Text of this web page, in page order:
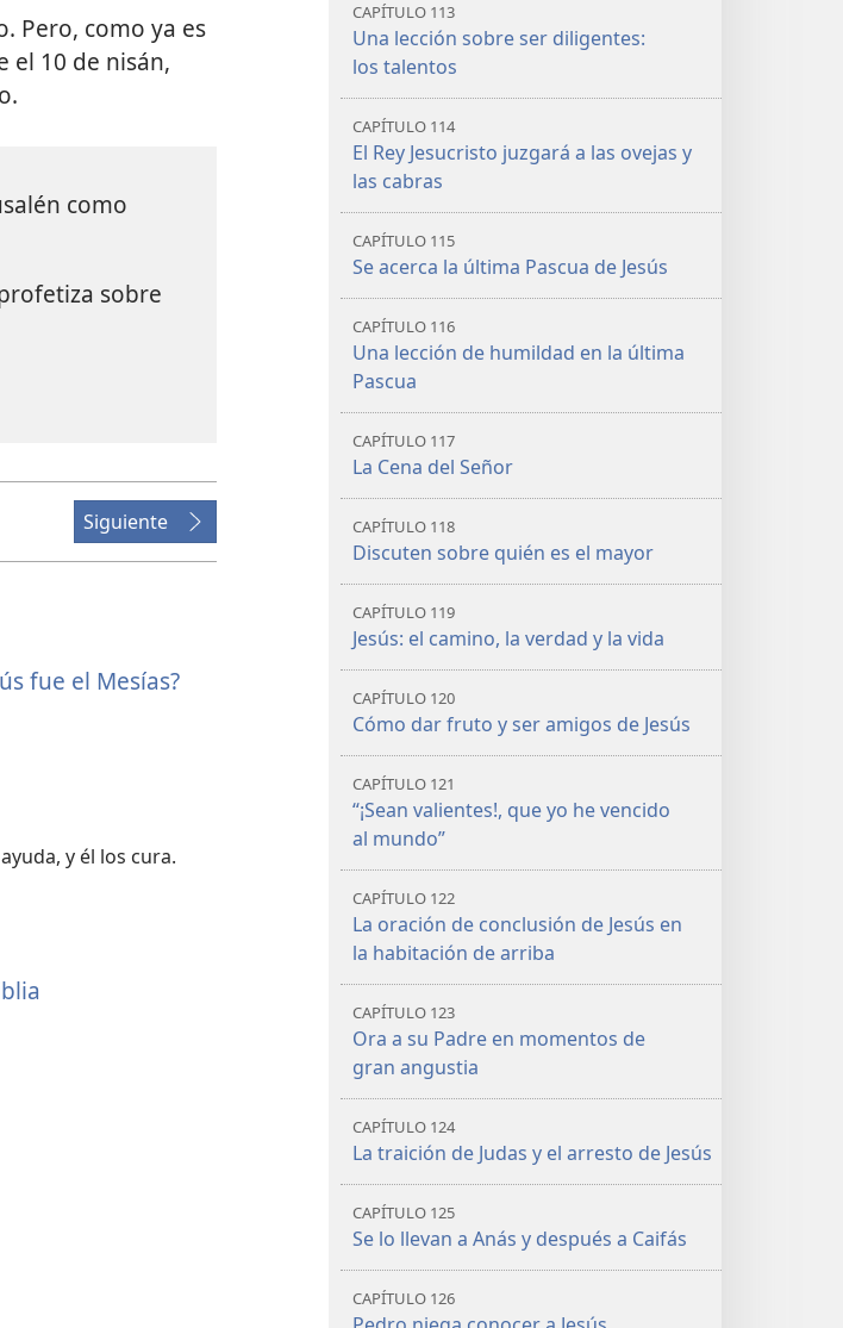
Pero, como ya es
el 10 de nisán,
como
sobre
Siguiente
fue el Mesías?
y él los cura.
CAPÍTULO 113
Una lección sobre ser diligentes:
los talentos
CAPÍTULO 114
El Rey Jesucristo juzgará a las ovejas y
las cabras
CAPÍTULO 115
Se acerca la última Pascua de Jesús
CAPÍTULO 116
Una lección de humildad en la última
Pascua
CAPÍTULO 117
La Cena del Señor
CAPÍTULO 118
Discuten sobre quién es el mayor
CAPÍTULO 119
Jesús: el camino, la verdad y la vida
CAPÍTULO 120
Cómo dar fruto y ser amigos de Jesús
CAPÍTULO 121
“¡Sean valientes!, que yo he vencido
al mundo”
CAPÍTULO 122
La oración de conclusión de Jesús en
la habitación de arriba
CAPÍTULO 123
Ora a su Padre en momentos de
gran angustia
CAPÍTULO 124
La traición de Judas y el arresto de Jesús
CAPÍTULO 125
Se lo llevan a Anás y después a Caifás
CAPÍTULO 126